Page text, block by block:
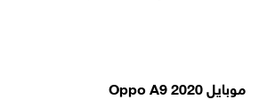
موبايل Oppo A9 2020